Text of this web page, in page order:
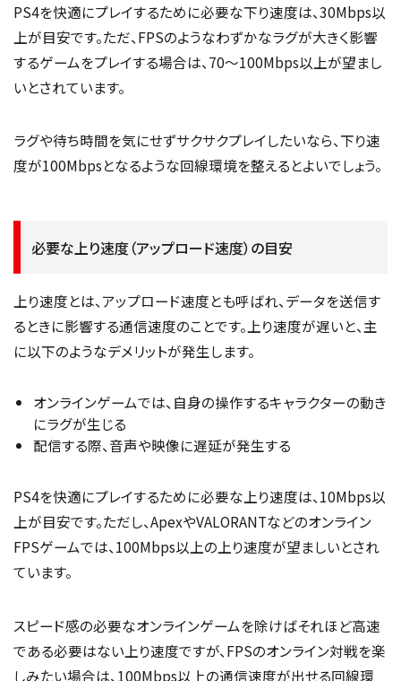
PS4を快適にプレイするために必要な下り速度は、30Mbps以
上が目安です。ただ、FPSのようなわずかなラグが大きく影響
するゲームをプレイする場合は、70〜100Mbps以上が望まし
いとされています。
ラグや待ち時間を気にせずサクサクプレイしたいなら、下り速
度が100Mbpsとなるような回線環境を整えるとよいでしょう。
必要な上り速度（アップロード速度）の目安
上り速度とは、アップロード速度とも呼ばれ、データを送信す
るときに影響する通信速度のことです。上り速度が遅いと、主
に以下のようなデメリットが発生します。
オンラインゲームでは、自身の操作するキャラクターの動き
にラグが生じる
配信する際、音声や映像に遅延が発生する
PS4を快適にプレイするために必要な上り速度は、10Mbps以
上が目安です。ただし、ApexやVALORANTなどのオンライン
FPSゲームでは、100Mbps以上の上り速度が望ましいとされ
ています。
スピード感の必要なオンラインゲームを除けばそれほど高速
である必要はない上り速度ですが、FPSのオンライン対戦を楽
しみたい場合は、100Mbps以上の通信速度が出せる回線環